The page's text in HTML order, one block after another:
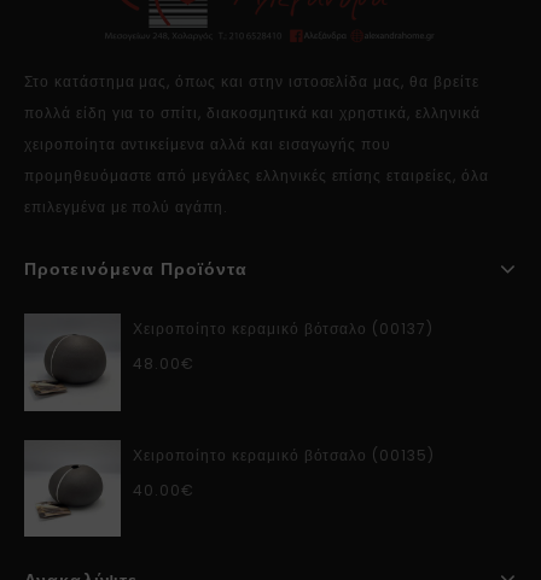
Στο κατάστημα μας, όπως και στην ιστοσελίδα μας, θα βρείτε
πολλά είδη για το σπίτι, διακοσμητικά και χρηστικά, ελληνικά
χειροποίητα αντικείμενα αλλά και εισαγωγής που
προμηθευόμαστε από μεγάλες ελληνικές επίσης εταιρείες, όλα
επιλεγμένα με πολύ αγάπη.
Προτεινόμενα Προϊόντα
Χειροποίητο κεραμικό βότσαλο (00137)
48.00€
Χειροποίητο κεραμικό βότσαλο (00135)
40.00€